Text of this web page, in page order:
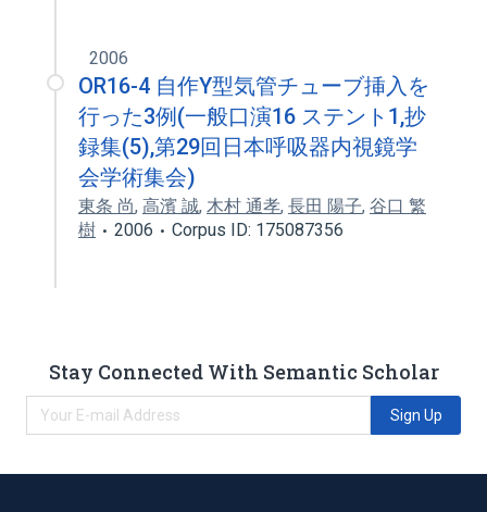
2006
OR16-4 自作Y型気管チューブ挿入を
行った3例(一般口演16 ステント1,抄
録集(5),第29回日本呼吸器内視鏡学
会学術集会)
東条 尚, 高濱 誠, 木村 通孝, 長田 陽子, 谷口 繁
樹
2006 Corpus ID: 175087356
Stay Connected With Semantic Scholar
Sign Up